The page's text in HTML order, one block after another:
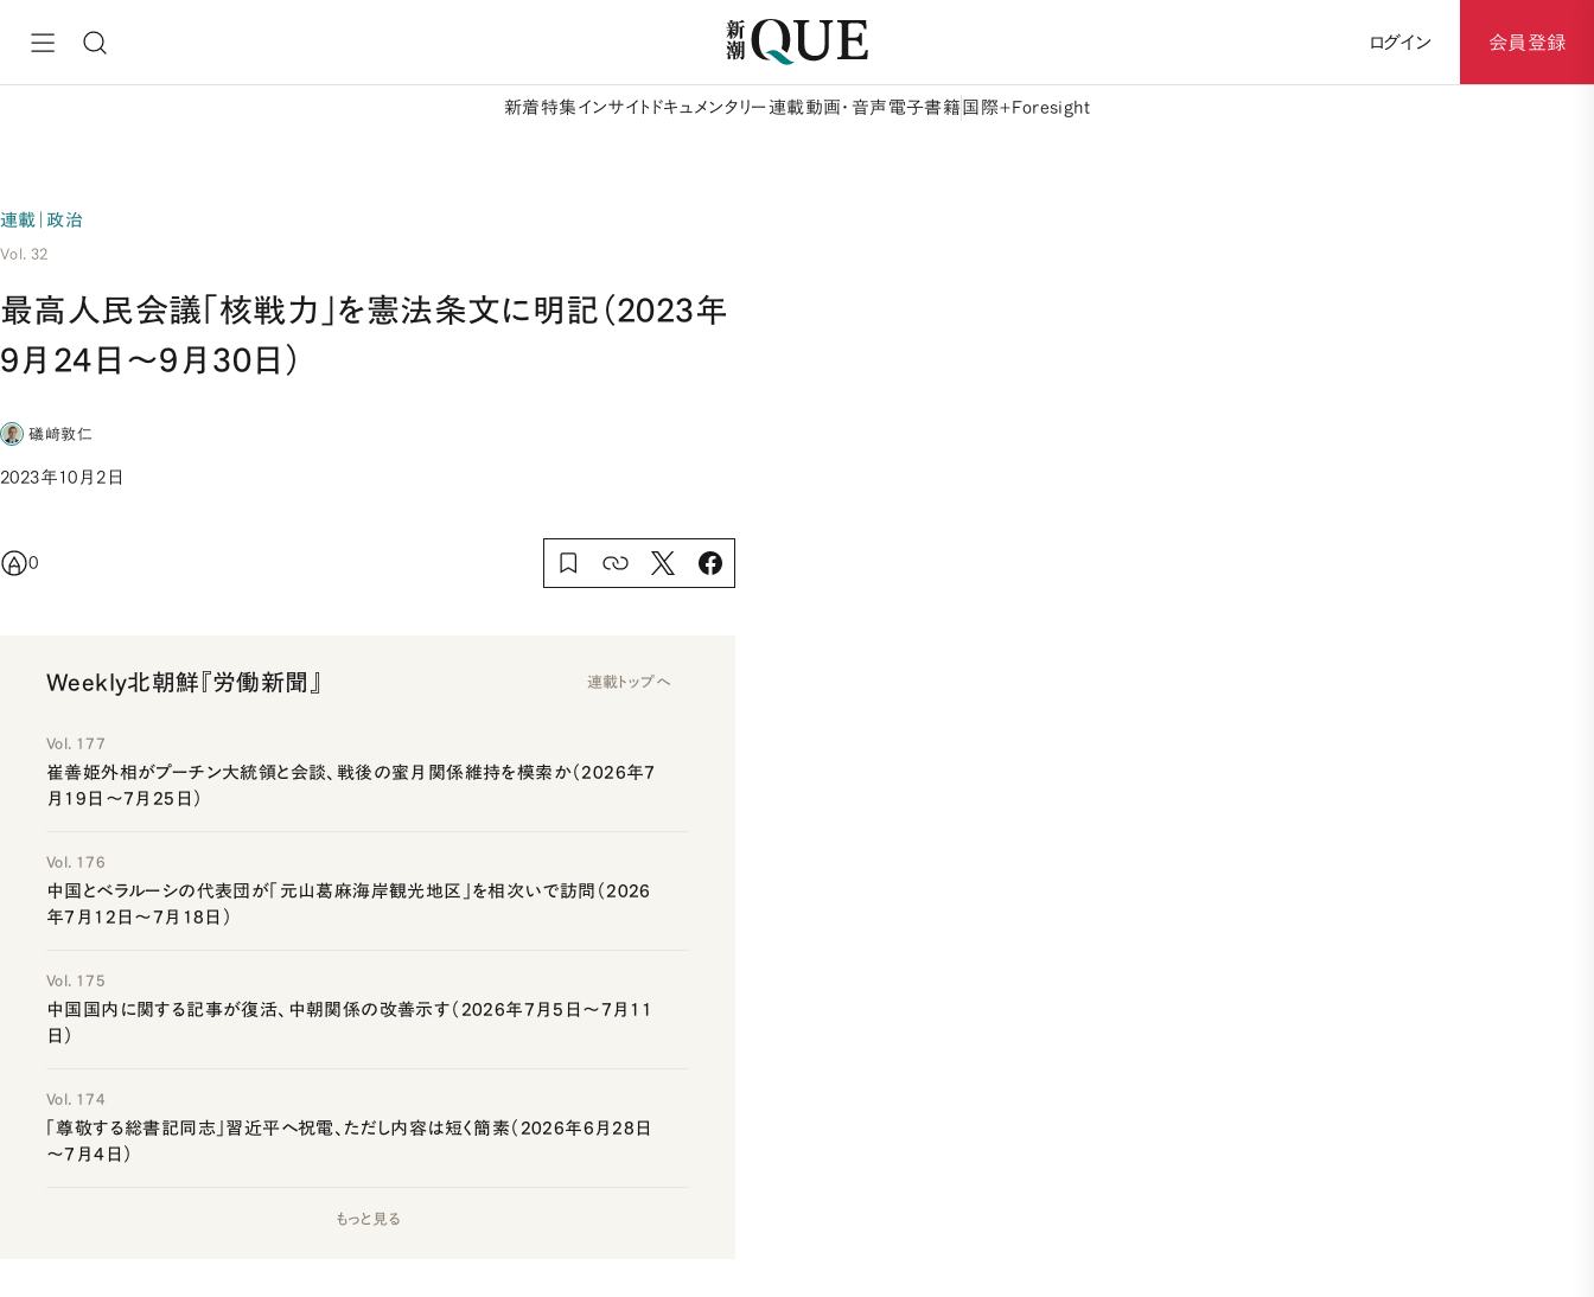
ログイン 会員登録
新着特集 インサイト ドキュメンタリー 連載動画・音声 電子書籍 国際+Foresight
連載｜政治
Vol. 32
最高人民会議「核戦力」を憲法条文に明記（2023年
9月24日～9月30日）
礒﨑敦仁
2023年10月2日
0
Weekly北朝鮮『労働新聞』 連載トップへ
Vol. 177
崔善姫外相がプーチン大統領と会談、戦後の蜜月関係維持を模索か（2026年7
月19日～7月25日）
Vol. 176
中国とベラルーシの代表団が「元山葛麻海岸観光地区」を相次いで訪問（2026
年7月12日～7月18日）
Vol. 175
中国国内に関する記事が復活、中朝関係の改善示す（2026年7月5日～7月11
日）
Vol. 174
「尊敬する総書記同志」習近平へ祝電、ただし内容は短く簡素（2026年6月28日
～7月4日）
もっと見る